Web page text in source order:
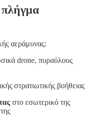
πλήγμα
αεράμυνας:
drone, πυραύλους
στρατιωτικής βοήθειας
στο εσωτερικό της